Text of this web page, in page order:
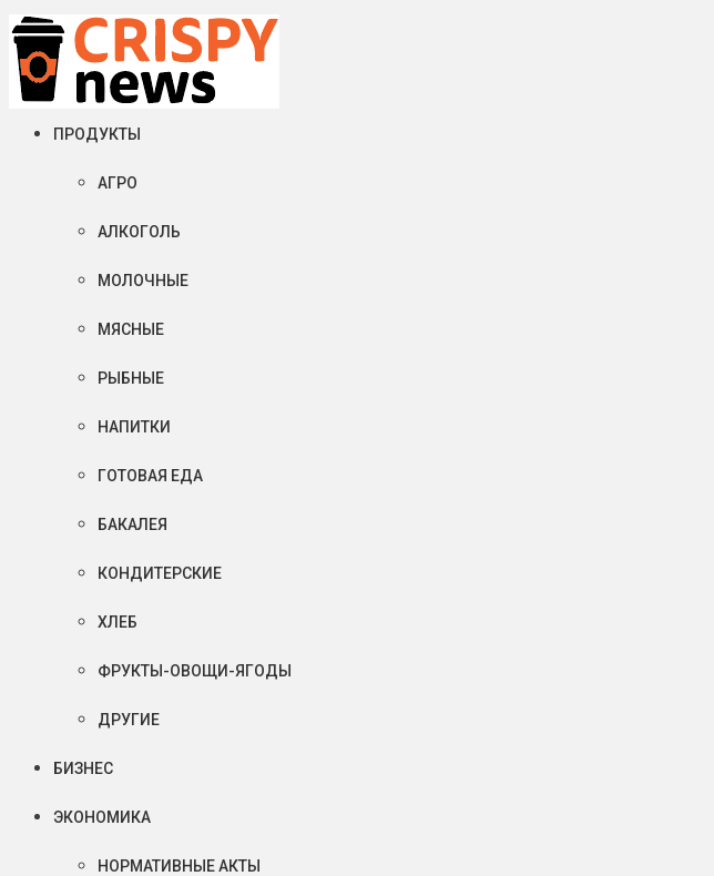
Понедельник, 10 августа, 2026
Crispy News/Криспи Ньюс
События и тенденции рынка пищевой промышленности в России и мире
ПРОДУКТЫ
АГРО
АЛКОГОЛЬ
МОЛОЧНЫЕ
МЯСНЫЕ
РЫБНЫЕ
НАПИТКИ
ГОТОВАЯ ЕДА
БАКАЛЕЯ
КОНДИТЕРСКИЕ
ХЛЕБ
ФРУКТЫ-ОВОЩИ-ЯГОДЫ
ДРУГИЕ
БИЗНЕС
ЭКОНОМИКА
НОРМАТИВНЫЕ АКТЫ